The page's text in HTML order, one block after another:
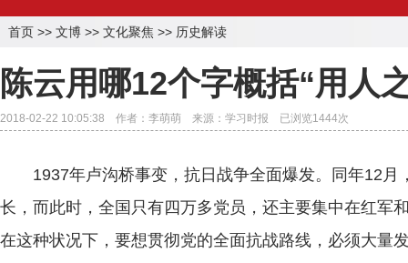
首页 >> 文博 >> 文化聚焦 >> 历史解读
陈云用哪12个字概括“用人
2018-02-22 10:05:38 作者：李萌萌 来源：学习时报 已浏览1444次
1937年卢沟桥事变，抗日战争全面爆发。同年12月
长，而此时，全国只有四万多党员，还主要集中在红军
在这种状况下，要想贯彻党的全面抗战路线，必须大量